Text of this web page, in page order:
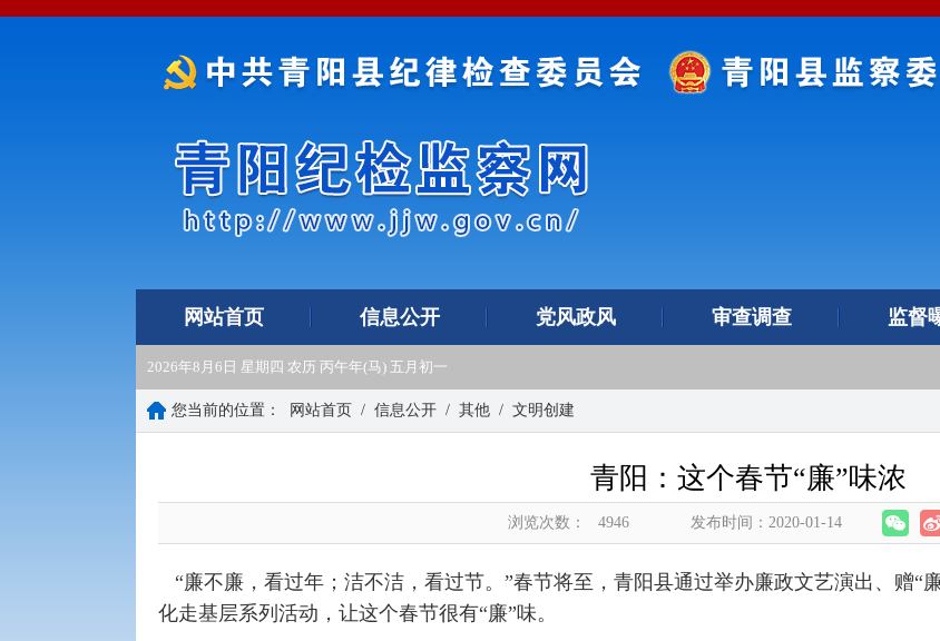
网站首页 信息公开 党风政风 审查调查 监督
2026年8月6日 星期四 农历 丙午年(马) 五月初一
您当前的位置： 网站首页 / 信息公开 / 其他 / 文明创建
青阳：这个春节“廉”味浓
浏览次数： 4946 发布时间：2020-01-14
“廉不廉，看过年；洁不洁，看过节。 ”春节将至，青阳县通过举办廉政文艺演出、赠“
化走基层系列活动，让这个春节很有“廉”味。